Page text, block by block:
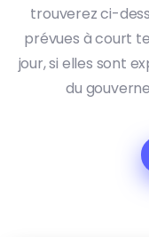
trouverez ci-
prévues à court
jour, si elles sont
du